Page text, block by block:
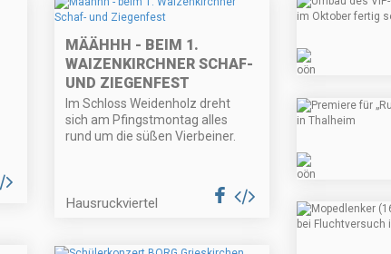
MÄÄHHH - BEIM 1.
WAIZENKIRCHNER SCHAF-
UND ZIEGENFEST
Im Schloss Weidenholz dreht
sich am Pfingstmontag alles
rund um die süßen Vierbeiner.
Hausruckviertel